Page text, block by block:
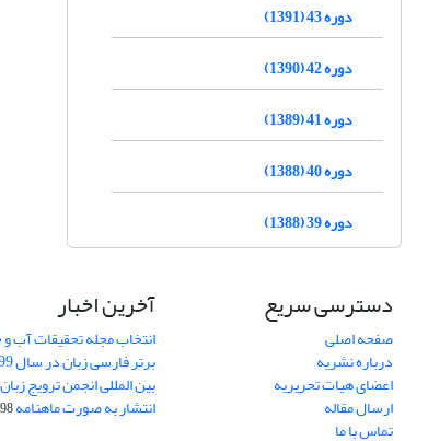
دوره 43 (1391)
دوره 42 (1390)
دوره 41 (1389)
دوره 40 (1388)
دوره 39 (1388)
دسترسی سریع
صفحه اصلی
درباره نشریه
اعضای هیات تحریریه
ارسال مقاله
تماس با ما
آخرین اخبار
انتخاب مجله تحقیقات آب
بین المللی انجمن ترویج
انتشار به صورت ماهنامه27